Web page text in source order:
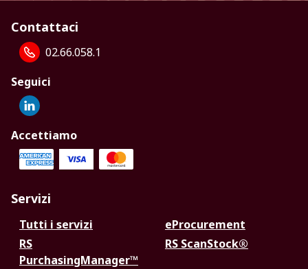
Contattaci
02.66.058.1
Seguici
Accettiamo
Servizi
Tutti i servizi
eProcurement
RS
PurchasingManager™
RS ScanStock®